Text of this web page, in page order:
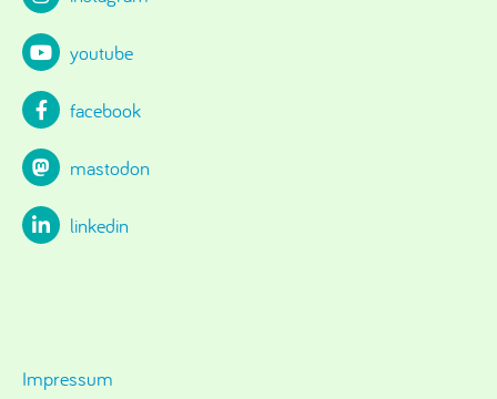
youtube
facebook
mastodon
linkedin
Impressum